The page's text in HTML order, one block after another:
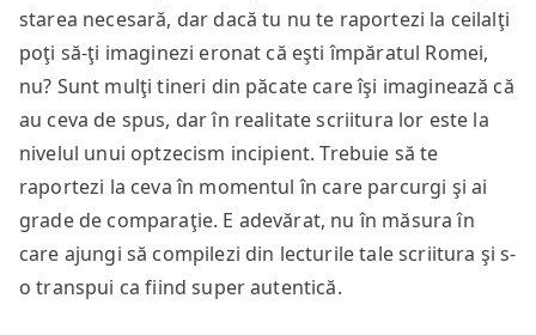
starea necesară, dar dacă tu nu te raportezi la ceilalţi
poţi să-ţi imaginezi eronat că eşti împăratul Romei,
nu? Sunt mulţi tineri din păcate care îşi imaginează că
au ceva de spus, dar în realitate scriitura lor este la
nivelul unui optzecism incipient. Trebuie să te
raportezi la ceva în momentul în care parcurgi şi ai
grade de comparaţie. E adevărat, nu în măsura în
care ajungi să compilezi din lecturile tale scriitura şi s-
o transpui ca fiind super autentică.